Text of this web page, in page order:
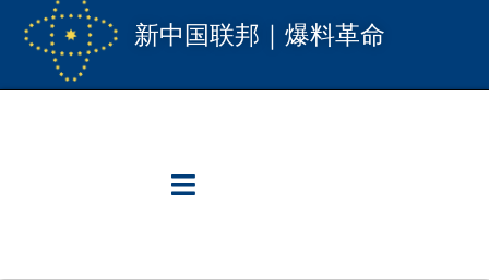
新中国联邦｜爆料革命